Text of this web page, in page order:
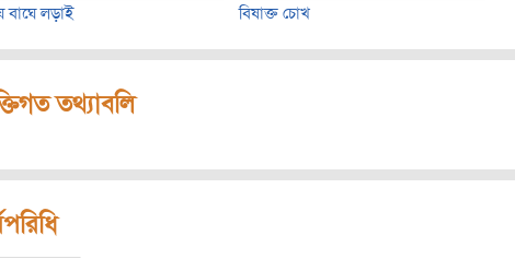
বাঘে লড়াই বিষাক্ত চোখ
তথ্যাবলি